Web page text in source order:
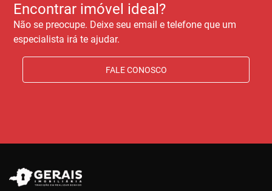
Encontrar imóvel ideal?
Não se preocupe. Deixe seu email e telefone que um
especialista irá te ajudar.
FALE CONOSCO